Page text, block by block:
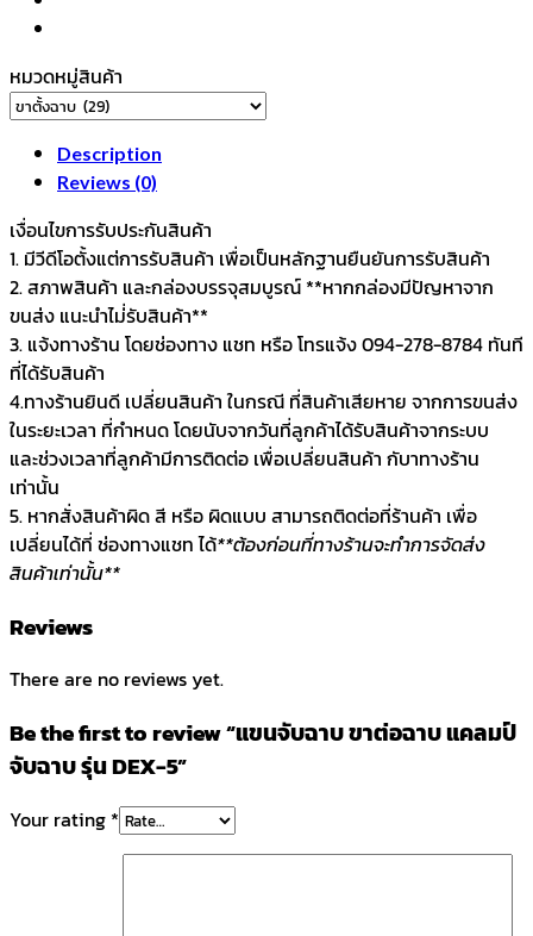
ลมป์
ฉาบ
รุ่น
DEX-
5
หมวดหมู่สินค้า
Description
Reviews (0)
เงื่อนไขการรับประกันสินค้า
1. มีวีดีโอตั้งแต่การรับสินค้า เพื่อเป็นหลักฐานยืนยันการรับสินค้า
2. สภาพสินค้า และกล่องบรรจุสมบูรณ์ **หากกล่องมีปัญหาจาก
ขนส่ง แนะนำไม่่รับสินค้า**
3. แจ้งทางร้าน โดยช่องทาง แชท หรือ โทรแจ้ง 094-278-8784 ทันที
ที่ได้รับสินค้า
4.ทางร้านยินดี เปลี่ยนสินค้า ในกรณี ที่สินค้าเสียหาย จากการขนส่ง
ในระยะเวลา ที่กำหนด โดยนับจากวันที่ลูกค้าได้รับสินค้าจากระบบ
และช่วงเวลาที่ลูกค้ามีการติดต่อ เพื่อเปลี่ยนสินค้า กับาทางร้าน
เท่านั้น
5. หากสั่งสินค้าผิด สี หรือ ผิดแบบ สามารถติดต่อที่ร้านค้า เพื่อ
เปลี่ยนได้ที่ ช่องทางแชท ได้**ต้องก่อนที่ทางร้านจะทำการจัดส่ง
สินค้าเท่านั้น**
Reviews
There are no reviews yet.
Be the first to review “แขนจับฉาบ ขาต่อฉาบ แคลมป์
จับฉาบ รุ่น DEX-5”
Your rating *